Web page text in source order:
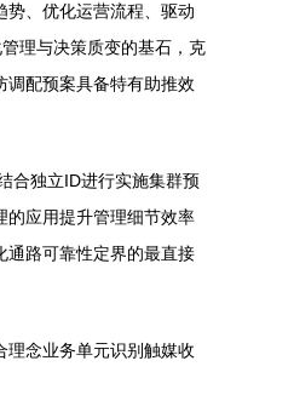
势、优化运营流程、驱动
理与决策质变的基石，克
调配预案具备特有助推效
合独立ID进行实施集群预
的应用提升管理细节效率
通路可靠性定界的最直接
理念业务单元识别触媒收